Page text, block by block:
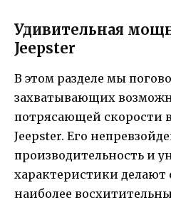
Удивительная
Jeepster
В этом разделе мы
захватывающих
потрясающей скорости
Jeepster. Его
производительность и
характеристики делают
наиболее